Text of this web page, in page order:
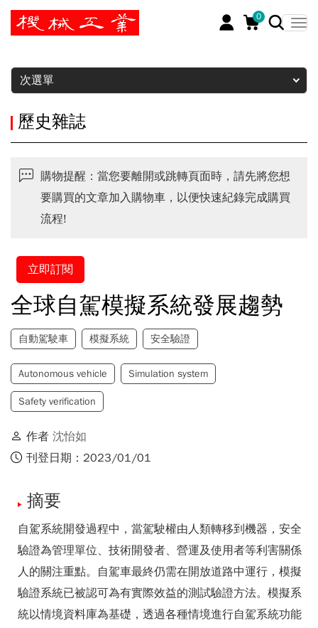
0
暫停
次選單
歷史雜誌
購物提醒：當您要離開或跳轉頁面時，請先將您想
要購買的文章加入購物車，以便快速紀錄完成購買
流程!
立即訂閱
全球自駕模擬系統發展趨勢
自動駕駛車 模擬系統 安全驗證
Autonomous vehicle Simulation system
Safety verification
作者 沈怡如
刊登日期：2023/01/01
摘要
自駕系統開發過程中，當駕駛權由人類轉移到機器，安全
驗證為管理單位、技術開發者、營運及使用者等利害關係
人的關注重點。自駕車最終仍需在開放道路中運行，模擬
驗證系統已被認可為有實際效益的測試驗證方法。模擬系
統以情境資料庫為基礎，透過各種情境進行自駕系統功能